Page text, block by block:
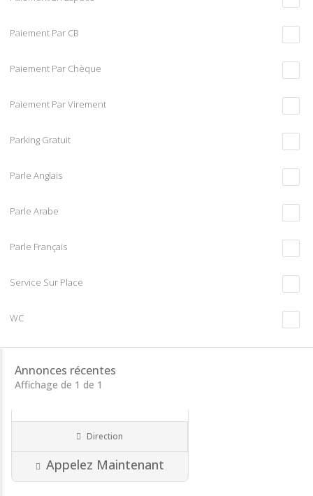
Paiement Par CB
Paiement Par Chèque
Paiement Par Virement
Parking Gratuit
Parle Anglais
Parle Arabe
Parle Français
Service Sur Place
WC
Annonces récentes
Affichage de 1 de 1
€€€€
Manucure..
Centre ongulaire
35 Île-et-Vilaine
Direction
Appelez Maintenant